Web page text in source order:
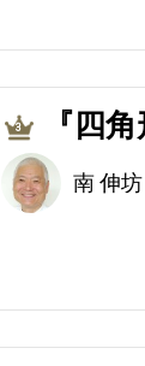
3 『四
南 伸坊